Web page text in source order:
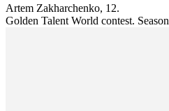
Artem Zakharchenko, 12.
Golden Talent World contest.